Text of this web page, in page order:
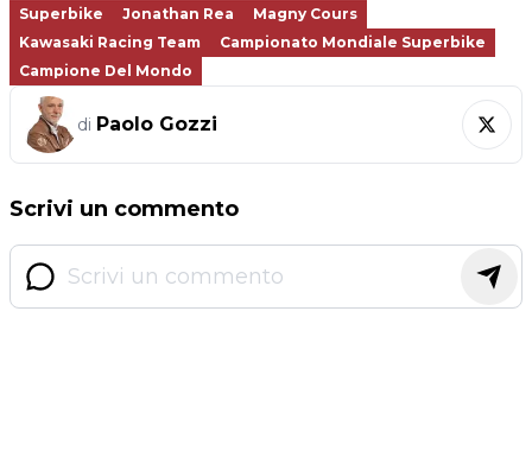
Superbike Jonathan Rea
Magny Cours
Kawasaki Racing Team
Campionato Mondiale Superbike
Campione Del Mondo
di Paolo Gozzi
Scrivi un commento